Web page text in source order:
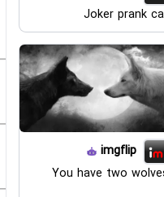
Joker prank
imgflip
You have two